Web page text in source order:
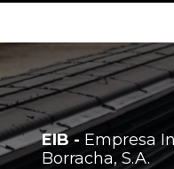
EIB - Empresa
Borracha, S.A.